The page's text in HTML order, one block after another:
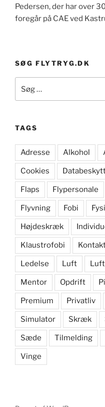
Pedersen, der har over
foregår på CAE ved
SØG FLYTRYG.DK
efter:
TAGS
Adresse Alkohol
Cookies
Flaps Flypersonale
Flyvning Fobi
Højdeskræk
Klaustrofobi
Ledelse Luft
Mentor Opdrift
Premium Privatliv
Simulator Skræk
Sæde Tilmelding
Vinge